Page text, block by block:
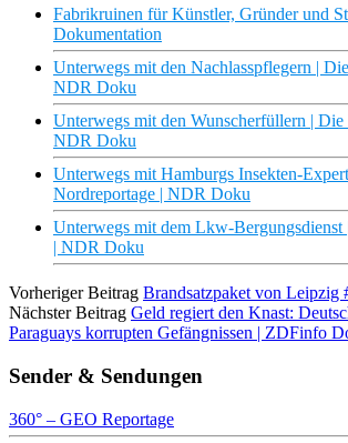
Fabrikruinen für Künstler, Gründer und
Dokumentation
Unterwegs mit den Nachlasspflegern |
NDR Doku
Unterwegs mit den Wunscherfüllern | Die
NDR Doku
Unterwegs mit Hamburgs Insekten-
Nordreportage | NDR Doku
Unterwegs mit dem Lkw-Bergungsdienst
| NDR Doku
Vorheriger Beitrag Brandsatzpaket von Leipzig
Nächster Beitrag Geld regiert den Knast:
Paraguays korrupten Gefängnissen | ZDFinfo
Sender & Sendungen
360° – GEO Reportage